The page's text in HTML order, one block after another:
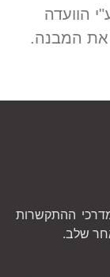
הוועדה
את המבנה.
ההתקשרות
שלב.